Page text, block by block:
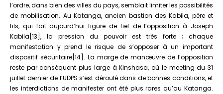
l’ordre, dans bien des villes du pays, semblait limiter les possibilités
de mobilisation. Au Katanga, ancien bastion des Kabila, père et
fils, qui fait aujourd’hui figure de fief de l’opposition à Joseph
Kabila[13], la pression du pouvoir est très forte ; chaque
manifestation y prend le risque de s’opposer à un important
dispositif sécuritaire[14]. La marge de manœuvre de l’opposition
reste par conséquent plus large à Kinshasa, où le meeting du 31
juillet dernier de l’UDPS s’est déroulé dans de bonnes conditions, et
les interdictions de manifester ont été plus rares qu’au Katanga.